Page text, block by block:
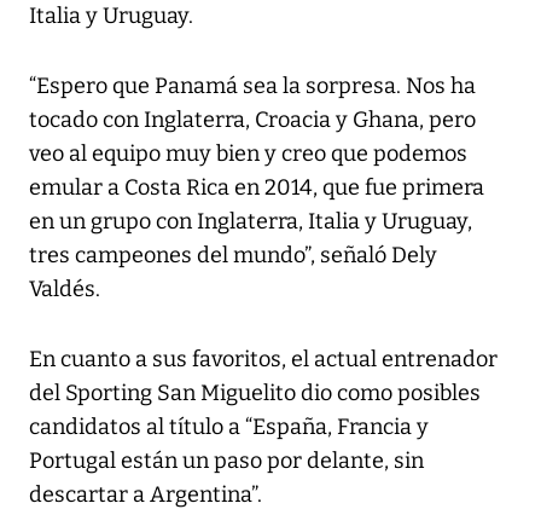
Italia y Uruguay.
“Espero que Panamá sea la sorpresa. Nos ha
tocado con Inglaterra, Croacia y Ghana, pero
veo al equipo muy bien y creo que podemos
emular a Costa Rica en 2014, que fue primera
en un grupo con Inglaterra, Italia y Uruguay,
tres campeones del mundo”, señaló Dely
Valdés.
En cuanto a sus favoritos, el actual entrenador
del Sporting San Miguelito dio como posibles
candidatos al título a “España, Francia y
Portugal están un paso por delante, sin
descartar a Argentina”.